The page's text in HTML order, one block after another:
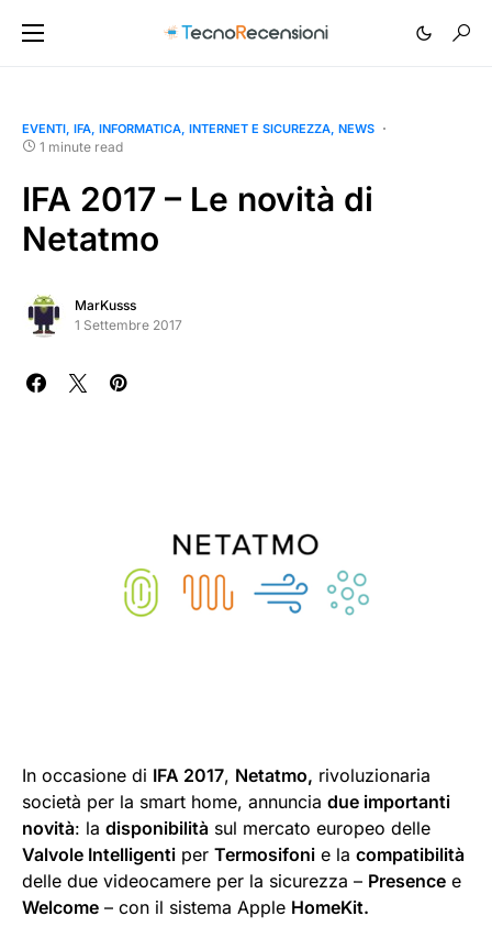
EVENTI IFA INFORMATICA INTERNET E SICUREZZA NEWS
1 minute read
IFA 2017 – Le novità di
Netatmo
MarKusss
1 Settembre 2017
In occasione di IFA 2017, Netatmo, rivoluzionaria
società per la smart home, annuncia due importanti
novità: la disponibilità sul mercato europeo delle
Valvole Intelligenti per Termosifoni e la compatibilità
delle due videocamere per la sicurezza – Presence e
Welcome – con il sistema Apple HomeKit.